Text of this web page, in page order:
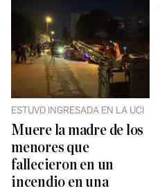
ESTUVO INGRESADA EN LA UCI
Muere la madre de los
menores que
fallecieron en un
incendio en una